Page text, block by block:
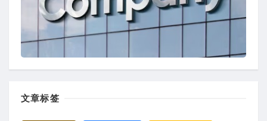
文章标签